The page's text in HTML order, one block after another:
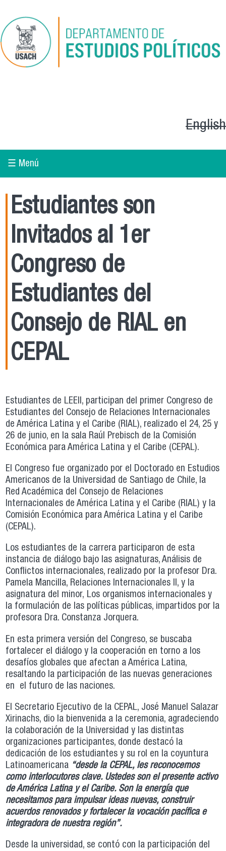
English
☰ Menú
Estudiantes son
Invitados al 1er
Congreso de
Estudiantes del
Consejo de RIAL en
CEPAL
Estudiantes de LEEII, participan del primer Congreso de
Estudiantes del Consejo de Relaciones Internacionales
de América Latina y el Caribe (RIAL), realizado el 24, 25 y
26 de junio, en la sala Raúl Prebisch de la Comisión
Económica para América Latina y el Caribe (CEPAL).
El Congreso fue organizado por el Doctorado en Estudios
Americanos de la Universidad de Santiago de Chile, la
Red Académica del Consejo de Relaciones
Internacionales de América Latina y el Caribe (RIAL) y la
Comisión Económica para América Latina y el Caribe
(CEPAL).
Los estudiantes de la carrera participaron de esta
instancia de diálogo bajo las asignaturas, Análisis de
Conflictos internacionales, realizado por la profesor Dra.
Pamela Mancilla, Relaciones Internacionales II, y la
asignatura del minor, Los organismos internacionales y
la formulación de las políticas públicas, impartidos por la
profesora Dra. Constanza Jorquera.
En esta primera versión del Congreso, se buscaba
fortalecer el diálogo y la cooperación en torno a los
desafíos globales que afectan a América Latina,
resaltando la participación de las nuevas generaciones
en el futuro de las naciones.
El Secretario Ejecutivo de la CEPAL, José Manuel Salazar
Xirinachs, dio la bienvenida a la ceremonia, agradeciendo
la colaboración de la Universidad y las distintas
organizaciones participantes, donde destacó la
dedicación de los estudiantes y su rol en la coyuntura
Latinoamericana “desde la CEPAL, les reconocemos
como interlocutores clave. Ustedes son el presente activo
de América Latina y el Caribe. Son la energía que
necesitamos para impulsar ideas nuevas, construir
acuerdos renovados y fortalecer la vocación pacífica e
integradora de nuestra región”.
Desde la universidad, se contó con la participación del